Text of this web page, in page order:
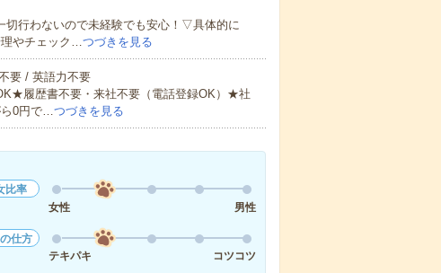
切行わないので未経験でも安心！▽具体的に
やチェック…つづきを見る
要 / 英語力不要
履歴書不要・来社不要（電話登録OK）★社
ら0円で…つづきを見る
比率
女性
男性
仕方
テキパキ
コツコツ